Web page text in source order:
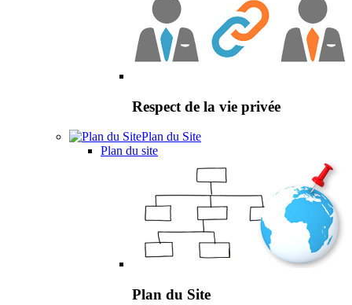
Respect de la vie privée
Plan du Site
Plan du site
Plan du Site